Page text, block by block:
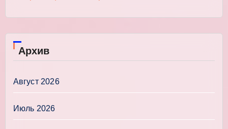
Архив
Август 2026
Июль 2026